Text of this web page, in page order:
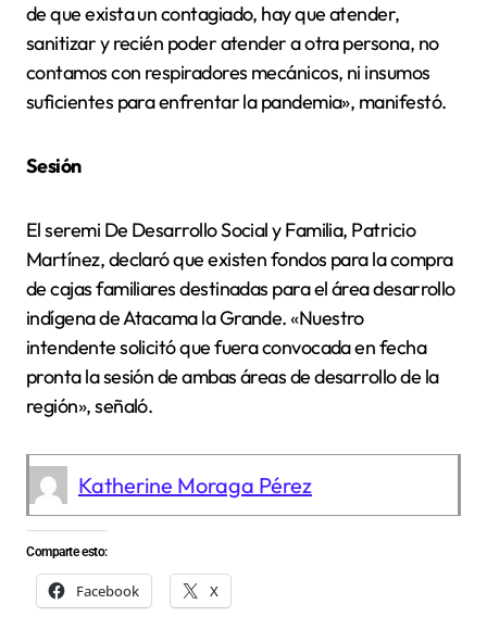
de que exista un contagiado, hay que atender,
sanitizar y recién poder atender a otra persona, no
contamos con respiradores mecánicos, ni insumos
suficientes para enfrentar la pandemia», manifestó.
Sesión
El seremi De Desarrollo Social y Familia, Patricio
Martínez, declaró que existen fondos para la compra
de cajas familiares destinadas para el área desarrollo
indígena de Atacama la Grande. «Nuestro
intendente solicitó que fuera convocada en fecha
pronta la sesión de ambas áreas de desarrollo de la
región», señaló.
Katherine Moraga Pérez
Comparte esto:
Facebook X